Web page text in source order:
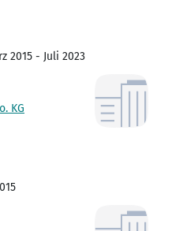
2015 - Juli 2023
KG